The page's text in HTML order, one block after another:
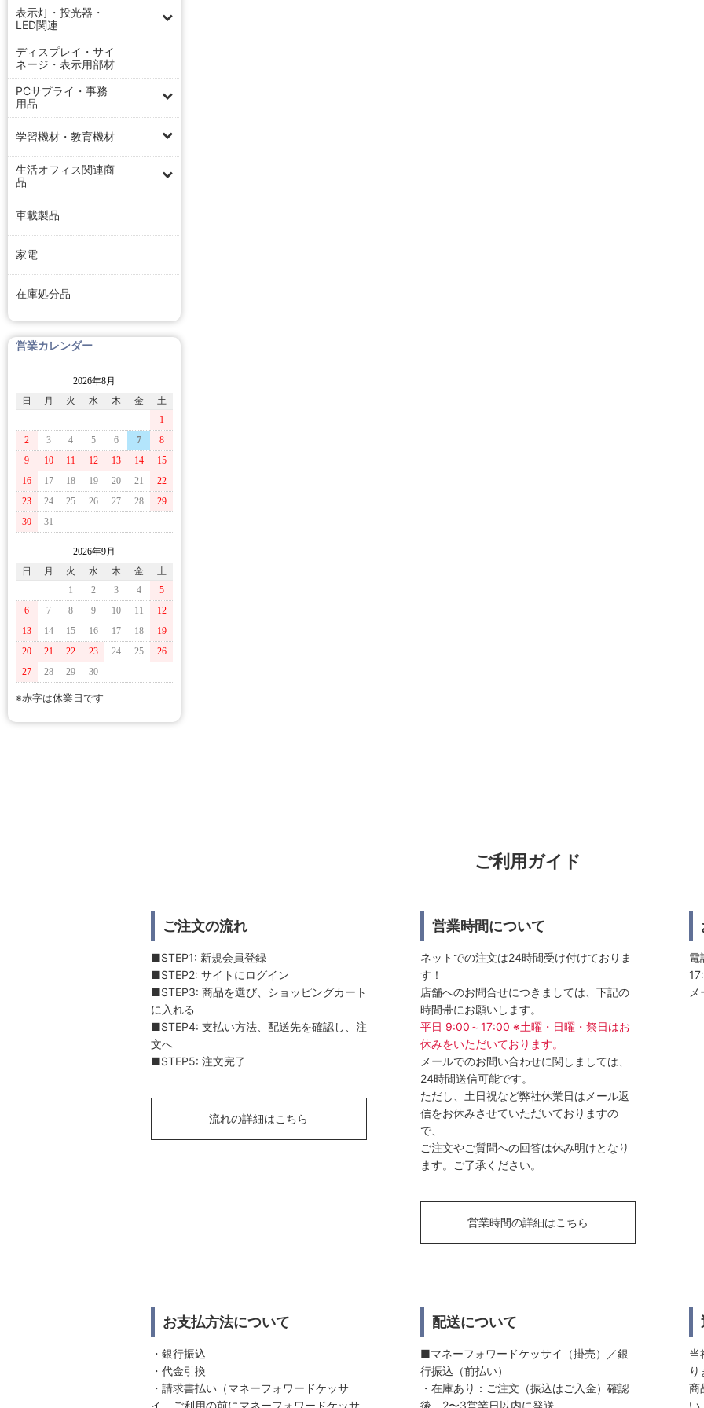
表示灯・投光器・
LED関連
ディスプレイ・サイ
ネージ・表示用部材
PCサプライ・事務
用品
学習機材・教育機材
生活オフィス関連商
品
車載製品
家電
在庫処分品
営業カレンダー
2026年8月
日
月 火 水 木 金
土
1
2
3 4 5 6 7
8
9
10 11 12 13 14
15
16
17 18 19 20 21
22
23
24 25 26 27 28
29
30
31
2026年9月
日
月 火 水 木 金
土
1
2 3 4
5
6
7 8 9 10 11
12
13
14 15 16 17 18
19
20
21 22 23 24 25
26
27
28 29 30
※赤字は休業日です
ご利用ガイド
ご注文の流れ
■STEP1: 新規会員登録
■STEP2: サイトにログイン
■STEP3: 商品を選び、ショッピングカート
に入れる
■STEP4: 支払い方法、配送先を確認し、注
文へ
■STEP5: 注文完了
流れの詳細はこちら
営業時間について
ネットでの注文は24時間受け付けておりま
す！
店舗へのお問合せにつきましては、下記の
時間帯にお願いします。
平日 9:00～17:00 ※土曜・日曜・祭日はお
休みをいただいております。
メールでのお問い合わせに関しましては、
24時間送信可能です。
ただし、土日祝など弊社休業日はメール返
信をお休みさせていただいておりますの
で、
ご注文やご質問への回答は休み明けとなり
ます。ご了承ください。
営業時間の詳細はこちら
電
お支払方法について
・銀行振込
・代金引換
・請求書払い（マネーフォワードケッサ
イ。ご利用の前にマネーフォワードケッサ
配送について
■マネーフォワードケッサイ（掛売）／銀
行振込（前払い）
・在庫あり：ご注文（振込はご入金）確認
後、2〜3営業日以内に発送
当
商
い